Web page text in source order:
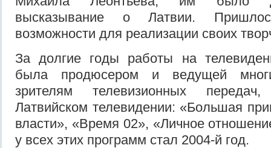
высказывание о Латвии.
возможности для реализации своих
За долгие годы работы на
была продюсером и ведущей
зрителям телевизионных
Латвийском телевидении: «Большая
власти», «Время 02», «Личное
у всех этих программ стал 2004-й год.